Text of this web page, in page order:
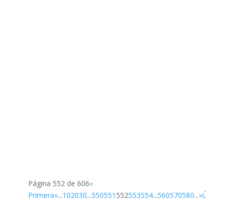
Página 552 de 606«
Primera«...102030...550551 552553554...560570580...»Última